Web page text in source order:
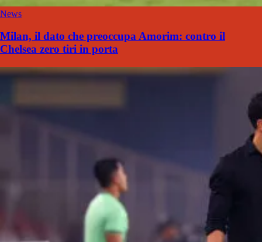
News
Milan, il dato che preoccupa Amorim: contro il
Chelsea zero tiri in porta